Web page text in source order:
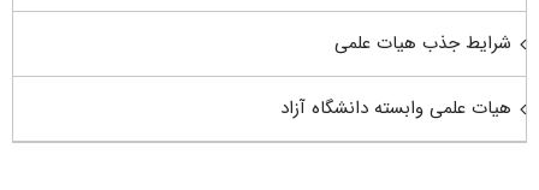
شرایط جذب هیات علمی
هیات علمی وابسته دانشگاه آزاد